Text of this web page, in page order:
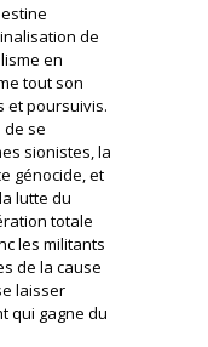
de
en
tout son
et poursuivis.
de se
sionistes, la
génocide, et
lutte du
totale
les militants
de la cause
laisser
qui gagne du